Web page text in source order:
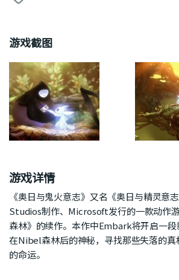
游戏截图
游戏详情
《奥日与鬼火意志》又名《奥日与精灵意
Studios制作、Microsoft发行的一款动作
森林》的续作。本作中Embark将开启一
在Nibel森林后的神秘，寻找那些失落的真
的命运。